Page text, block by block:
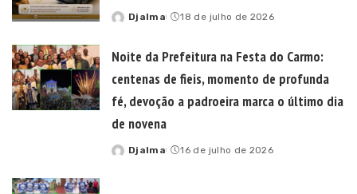
Posted
Djalma 18 de julho de 2026
Noite da Prefeitura na Festa do Carmo:
centenas de fieis, momento de profunda
fé, devoção a padroeira marca o último dia
de novena
Posted
Djalma 16 de julho de 2026